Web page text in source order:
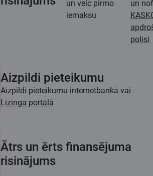
un veic pirmo
iemaksu
un
polisi
Aizpildi pieteikumu
Aizpildi pieteikumu internetbankā vai
Līzinga portālā
Ātrs un ērts finansējuma
risinājums